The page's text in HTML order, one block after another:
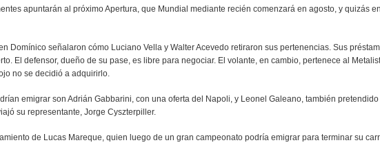
apuntarán al próximo Apertura, que Mundial mediante recién comenzará en agosto, y quizás
Domínico señalaron cómo Luciano Vella y Walter Acevedo retiraron sus pertenencias. Sus
El defensor, dueño de su pase, es libre para negociar. El volante, en cambio, pertenece al
no se decidió a adquirirlo.
emigrar son Adrián Gabbarini, con una oferta del Napoli, y Leonel Galeano, también
su representante, Jorge Cyszterpiller.
de Lucas Mareque, quien luego de un gran campeonato podría emigrar para terminar su